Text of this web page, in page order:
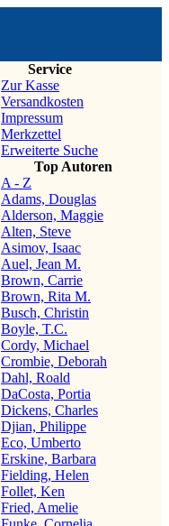
Service
Zur Kasse
Versandkosten
Impressum
Merkzettel
Erweiterte Suche
Top Autoren
A - Z
Adams, Douglas
Alderson, Maggie
Alten, Steve
Asimov, Isaac
Auel, Jean M.
Brown, Carrie
Brown, Rita M.
Busch, Christin
Boyle, T.C.
Cordy, Michael
Crombie, Deborah
Dahl, Roald
DaCosta, Portia
Dickens, Charles
Djian, Philippe
Eco, Umberto
Erskine, Barbara
Fielding, Helen
Follet, Ken
Fried, Amelie